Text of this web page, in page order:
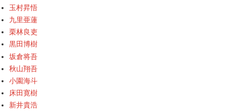
玉村昇悟
九里亜蓮
栗林良吏
黒田博樹
坂倉将吾
秋山翔吾
小園海斗
床田寛樹
新井貴浩